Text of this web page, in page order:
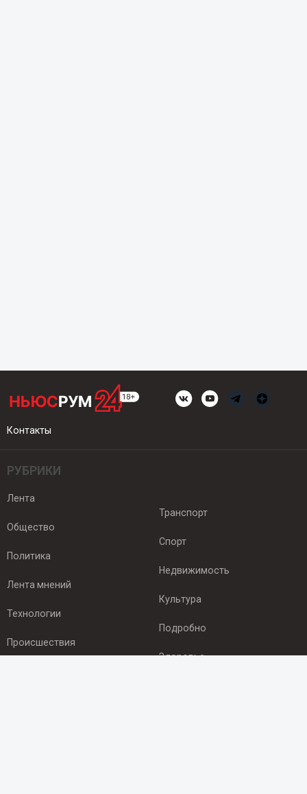
Контакты
РУБРИКИ
Лента
Общество
Политика
Лента мнений
Технологии
Происшествия
Транспорт
Спорт
Недвижимость
Культура
Подробно
Здоровье